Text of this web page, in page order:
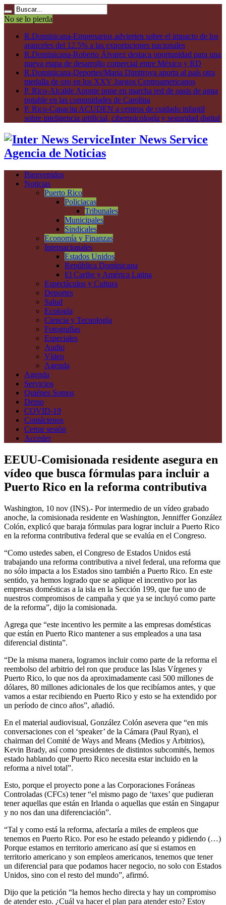
No se lo pierda
R.Dominicana-Empresarios advierten sobre el impacto de los
aranceles del 12.5% a las exportaciones nacionales
R.Dominicana-Roberto Álvarez destaca oportunidad para una
nueva etapa de desarrollo comercial entre México y RD
R.Dominicana-Deportes/María Dimitrova aporta al país otra
medalla de oro en los XXV Juegos Centroamericanos
P. Rico-Alcalde Aponte pone en marcha red de oasis de agua
potable en las comunidades de Carolina
P. Rico-Capacita ACUDEN a centros de cuidado infantil
sobre inteligencia artificial, ciberpsicología y seguridad digital
Inter News Service
Agencia de Noticias
Bienvenidos
Noticias
Puerto Rico
Policiacas
Tribunales
Municipales
Sindicales
Economía y Finanzas
Internacionales
Estados Unidos
República Dominicana
El Caribe y América Latina
Espectáculos y Cultura
Deportes
Salud
Ecología
Ciencia y Tecnología
Fotografías
Especiales
Audio
Vídeo
Agenda
Agenda
Servicios
Quiénes Somos
Demo
COVID-19
Contáctenos
Cerrar sesión
Acceder
EEUU-Comisionada residente asegura en
vídeo que busca fórmulas para incluir a
Puerto Rico en la reforma contributiva
Washington, 10 nov (INS).- Por intermedio de un vídeo grabado
anoche, la comisionada residente en Washington, Jenniffer González
Colón, explicó que baraja fórmulas para lograr incluir a Puerto Rico
en la reforma contributiva federal que se evalúa en el Congreso.
“Como ustedes saben, el Congreso de Estados Unidos está
trabajando una reforma contributiva a nivel federal, una reforma que
no sólo impacta a los Estados sino también a Puerto Rico. En este
sentido, ya hemos logrado que se aplique el incentivo por las
empresas domésticas a la isla en la Sección 199, que fue uno de
nuestros compromisos de campaña y que ya se incluyó como parte
de la reforma”, dijo la comisionada.
Agrega que “este incentivo les permite a las empresas domésticas
que están en Puerto Rico mantener a sus empleados a una tasa
diferencial distinta”.
“De la misma manera, logramos incluir como parte de la reforma el
reembolso del arbitrio del ron que produce las Islas Vírgenes y
Puerto Rico, lo que nos da aproximadamente casi 500 millones de
dólares, 80 millones adicionales de los que recibíamos antes, y que
vamos a estar recibiendo en Puerto Rico y esto se ha extendido por
un período de cinco años”, añadió.
En el material audiovisual, González Colón asevera que “en mis
conversaciones con el ‘speaker’ de la Cámara (Paul Ryan), el
chairman del Comité de Ways and Means (Medios y Arbitrios),
Kevin Brady, así como presidentes de distintos subcomités, hemos
estado hablando que Puerto Rico necesita estar incluido en la
reforma a nivel total”.
Esto, porque el proyecto pone a las Corporaciones Foráneas
Controladas (CFCs) tener “el mismo pago de ‘taxes’ que pudieran
tener aquellas que están en Irlanda o aquellas que están en Singapur
y no nos dan una diferenciación”.
“Tal y como está la reforma, afectaría a miles de empleos que
tenemos en Puerto Rico. Por eso he estado peleando y pidiendo (…)
Porque estamos en territorio americano así que si estamos en
territorio americano y son empleos americanos, tenemos que tener
un diferencial para que podamos hacer negocio, no solo con Estados
Unidos, sino con el resto del mundo”, afirmó.
Dijo que la petición “la hemos hecho directa y hay un compromiso
de atender esto. ¿Cuál va hacer el plan para atender esto? Estoy